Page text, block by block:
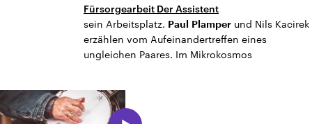
Fürsorgearbeit Der Assistent
sein Arbeitsplatz. Paul Plamper und Nils Kacirek
erzählen vom Aufeinandertreffen eines
ungleichen Paares. Im Mikrokosmos